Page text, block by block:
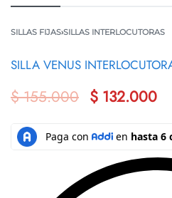
SILLAS FIJAS›SILLAS INTERLOCUTORAS
SILLA VENUS
$155.000 $ 132.000